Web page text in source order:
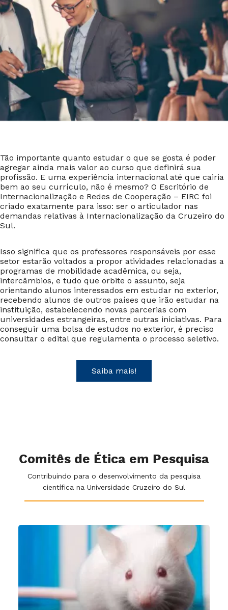
Tão importante quanto estudar o que se gosta é poder
agregar ainda mais valor ao curso que definirá sua
profissão. E uma experiência internacional até que cairia
bem ao seu currículo, não é mesmo? O Escritório de
Internacionalização e Redes de Cooperação – EIRC foi
criado exatamente para isso: ser o articulador nas
demandas relativas à Internacionalização da Cruzeiro do
Sul.
Isso significa que os professores responsáveis por esse
setor estarão voltados a propor atividades relacionadas a
programas de mobilidade acadêmica, ou seja,
intercâmbios, e tudo que orbite o assunto, seja
orientando alunos interessados em estudar no exterior,
recebendo alunos de outros países que irão estudar na
instituição, estabelecendo novas parcerias com
universidades estrangeiras, entre outras iniciativas. Para
conseguir uma bolsa de estudos no exterior, é preciso
consultar o edital que regulamenta o processo seletivo.
Saiba mais!
Comitês de Ética em Pesquisa
Contribuindo para o desenvolvimento da pesquisa
científica na Universidade Cruzeiro do Sul